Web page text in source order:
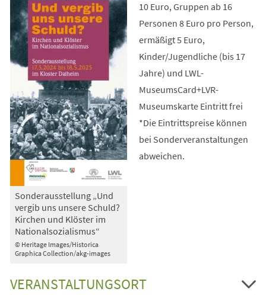
© Heritage Images/Historica
Graphica Collection/akg-images
Sonderausstellung „Und
vergib uns unsere Schuld?
Kirchen und Klöster im
Nationalsozialismus“
10 Euro, Gruppen ab 16
Personen 8 Euro pro Person,
ermäßigt 5 Euro,
Kinder/Jugendliche (bis 17
Jahre) und LWL-
MuseumsCard+LVR-
Museumskarte Eintritt frei
*Die Eintrittspreise können
bei Sonderveranstaltungen
abweichen.
VERANSTALTUNGSORT